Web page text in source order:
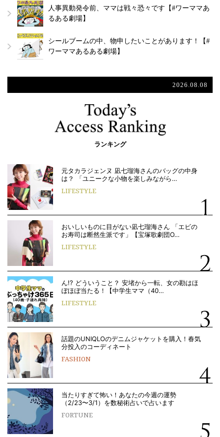
人事異動発令前、ママは戦々恐々です【#ワーママあ
るある劇場】
シールブームの中、物申したいことがあります！【#
ワーママあるある劇場】
2026.08.08
ランキング
元タカラジェンヌ 凪七瑠海さんのバッグの中身
は？ 「ユニークな小物を楽しみながら…
LIFESTYLE
おいしいものに目がない凪七瑠海さん 「エビの
お寿司は断然生派です」【宝塚歌劇団O…
LIFESTYLE
ん!? どういうこと？ 安堵から一転、女の勘はほ
ぼほぼ当たる！【中学生ママ（40…
LIFESTYLE
話題のUNIQLOのデニムジャケットを購入！春気
分投入のコーディネート
FASHION
当たりすぎて怖い！あなたの今週の運勢
（2/23〜3/1）を数秘術占いで占います
FORTUNE